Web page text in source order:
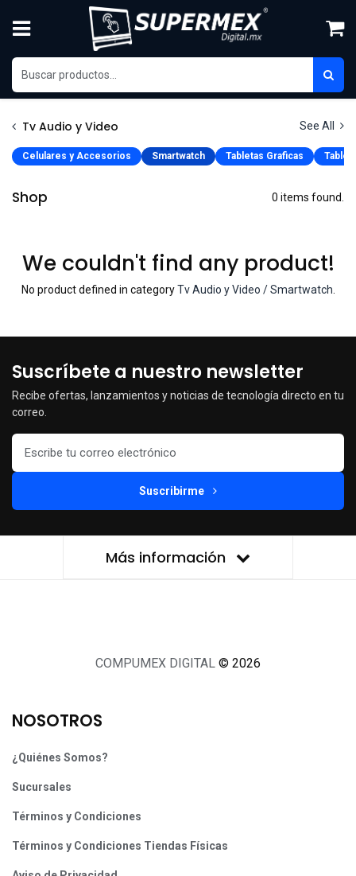
Tv Audio y Video See All
Celulares y Accesorios Smartwatch Tabletas Graficas
Shop 0 items found.
We couldn't find any product!
No product defined in categoryTv Audio y Video / Smartwatch
Suscríbete a nuestro newsletter
Recibe ofertas, lanzamientos y noticias de tecnología directo en tu
correo.
Suscribirme
Más información
COMPUMEX DIGITAL © 2026
NOSOTROS
¿Quiénes Somos?
Sucursales
Términos y Condiciones
Términos y Condiciones Tiendas Físicas